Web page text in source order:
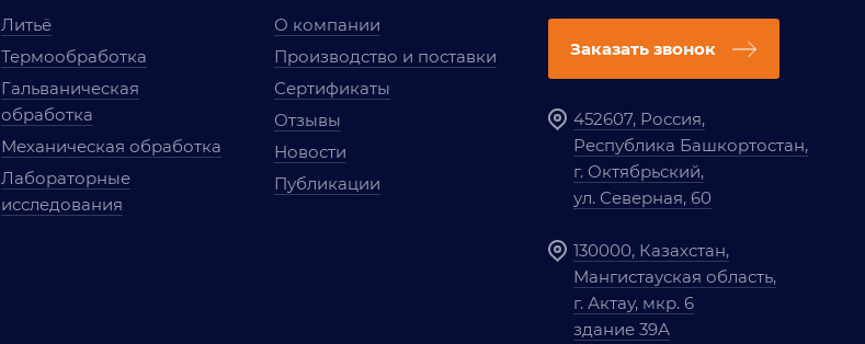
Литьё
Термообработка
Гальваническая
обработка
Механическая обработка
Лабораторные
исследования
О компании
Производство и поставки
Сертификаты
Отзывы
Новости
Публикации
Заказать звонок
452607, Россия,
Республика Башкортостан,
г. Октябрьский,
ул. Северная, 60
130000, Казахстан,
Мангистауская область,
г. Актау, мкр. 6
здание 39А